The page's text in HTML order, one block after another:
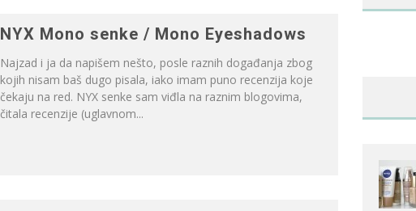
NYX Mono senke / Mono Eyeshadows
Najzad i ja da napišem nešto, posle raznih događanja zbog
kojih nisam baš dugo pisala, iako imam puno recenzija koje
čekaju na red. NYX senke sam viđla na raznim blogovima,
čitala recenzije (uglavnom...